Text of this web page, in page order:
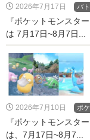
2026年7月17日 バ
『ポケットモンスタ
は 7月17日~8月7日...
2026年7月10日 ポ
『ポケットモンスタ
は、7月17日~8月7...